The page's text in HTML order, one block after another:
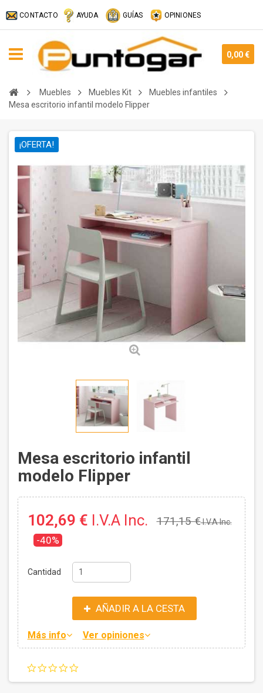
CONTACTO AYUDA GUÍAS OPINIONES
0,00 €
Muebles Muebles Kit
Muebles infantiles
Mesa escritorio infantil modelo Flipper
¡OFERTA!
Mesa escritorio infantil
modelo Flipper
102,69 € I.V.A Inc. 171,15 €I.V.A Inc.
-40%
Cantidad
AÑADIR A LA CESTA
Más info Ver opiniones